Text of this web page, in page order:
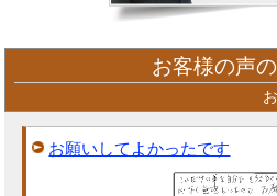
お客様の声
お願いしてよかったです